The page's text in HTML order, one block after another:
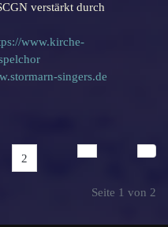
verstärkt durch
www.kirche-
singers.de
2
Seite 1 von 2